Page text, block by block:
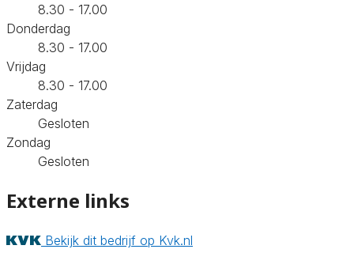
8.30 - 17.00
Donderdag
8.30 - 17.00
Vrijdag
8.30 - 17.00
Zaterdag
Gesloten
Zondag
Gesloten
Externe links
Bekijk dit bedrijf op Kvk.nl